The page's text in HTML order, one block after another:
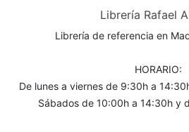
Librería Rafael
Librería de referencia en
HORARIO:
De lunes a viernes de 9:30h a
Sábados de 10:00h a 14:30h y